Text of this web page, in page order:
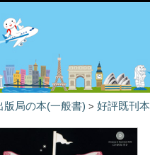
版局の本(一般書) > 好評既刊本